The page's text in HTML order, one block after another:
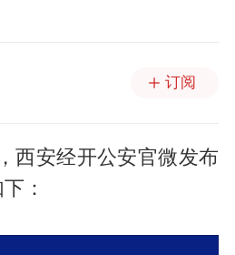
订阅
西安经开公安官微发布
：